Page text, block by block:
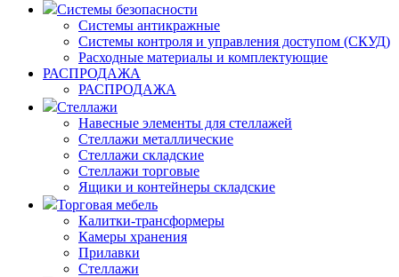
Системы безопасности
Системы антикражные
Системы контроля и управления доступом (СКУД)
Расходные материалы и комплектующие
РАСПРОДАЖА
РАСПРОДАЖА
Стеллажи
Навесные элементы для стеллажей
Стеллажи металлические
Стеллажи складские
Стеллажи торговые
Ящики и контейнеры складские
Торговая мебель
Калитки-трансформеры
Камеры хранения
Прилавки
Стеллажи